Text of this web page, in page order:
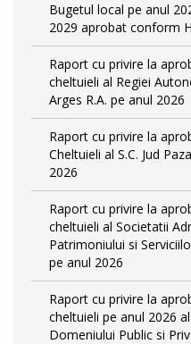
Bugetul local pe anul
2029 aprobat conform
Raport cu privire la
cheltuieli al Regiei
Arges R.A. pe anul 2026
Raport cu privire la
Cheltuieli al S.C. Jud
2026
Raport cu privire la
cheltuieli al Societatii
Patrimoniului si
pe anul 2026
Raport cu privire la
cheltuieli pe anul 2026
Domeniului Public si